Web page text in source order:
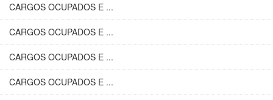
CARGOS OCUPADOS E ...
CARGOS OCUPADOS E ...
CARGOS OCUPADOS E ...
CARGOS OCUPADOS E ...